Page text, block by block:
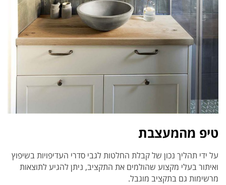
טיפ מהמעצבת
על ידי תהליך נכון של קבלת החלטות לגבי סדרי העדיפויות בשיפוץ
ואיתור בעלי מקצוע שהולמים את התקציב, ניתן להגיע לתוצאות
מרשימות גם בתקציב מוגבל.